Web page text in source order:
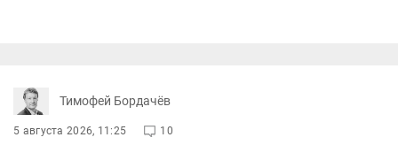
Тимофей Бордачёв
5 августа 2026, 11:25 10